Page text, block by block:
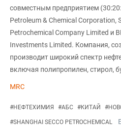
совместным предприятием
Petroleum & Chemical Corporation,
Petrochemical Company Limited и
Investments Limited. Компания,
производит широкий спектр
включая полипропилен, стирол,
MRC
#НЕФТЕХИМИЯ #АБС #КИТАЙ #
#SHANGHAI SECCO PETROCHEMICAL